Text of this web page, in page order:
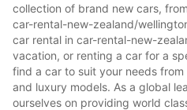
collection of brand new cars,
car-rental-new-zealand/
car rental in car-rental-new-
vacation, or renting a car for a
find a car to suit your needs
and luxury models. As a global
ourselves on providing world